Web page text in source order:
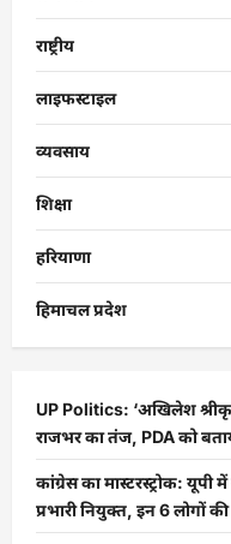
राष्ट्रीय
लाइफस्टाइल
व्यवसाय
शिक्षा
हरियाणा
हिमाचल प्रदेश
UP Politics: ‘अखिलेश
राजभर का तंज, PDA को
कांग्रेस का मास्टरस्ट्रोक:
प्रभारी नियुक्त, इन 6 लोगों की